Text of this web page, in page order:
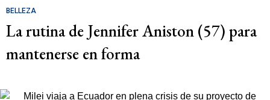
BELLEZA
La rutina de Jennifer Aniston (57) para
mantenerse en forma